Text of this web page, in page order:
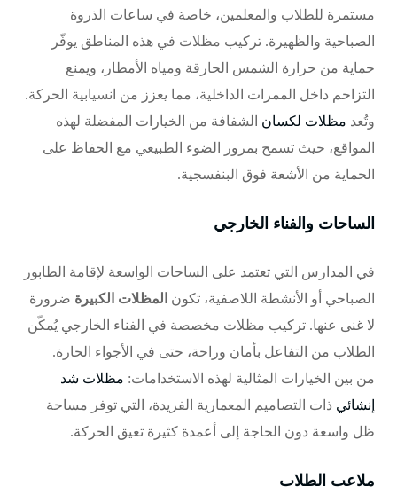
مستمرة للطلاب والمعلمين، خاصة في ساعات الذروة
الصباحية والظهيرة. تركيب مظلات في هذه المناطق يوفّر
حماية من حرارة الشمس الحارقة ومياه الأمطار، ويمنع
التزاحم داخل الممرات الداخلية، مما يعزز من انسيابية الحركة.
وتُعد مظلات لكسان الشفافة من الخيارات المفضلة لهذه
المواقع، حيث تسمح بمرور الضوء الطبيعي مع الحفاظ على
الحماية من الأشعة فوق البنفسجية.
الساحات والفناء الخارجي
في المدارس التي تعتمد على الساحات الواسعة لإقامة الطابور
الصباحي أو الأنشطة اللاصفية، تكون المظلات الكبيرة ضرورة
لا غنى عنها. تركيب مظلات مخصصة في الفناء الخارجي يُمكّن
الطلاب من التفاعل بأمان وراحة، حتى في الأجواء الحارة.
من بين الخيارات المثالية لهذه الاستخدامات: مظلات شد
إنشائي ذات التصاميم المعمارية الفريدة، التي توفر مساحة
ظل واسعة دون الحاجة إلى أعمدة كثيرة تعيق الحركة.
ملاعب الطلاب